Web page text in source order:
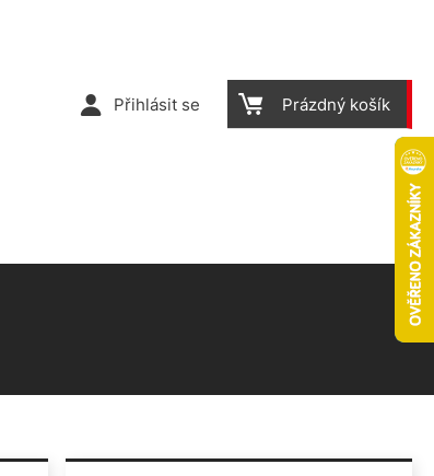
Přihlásit se Prázdný košík